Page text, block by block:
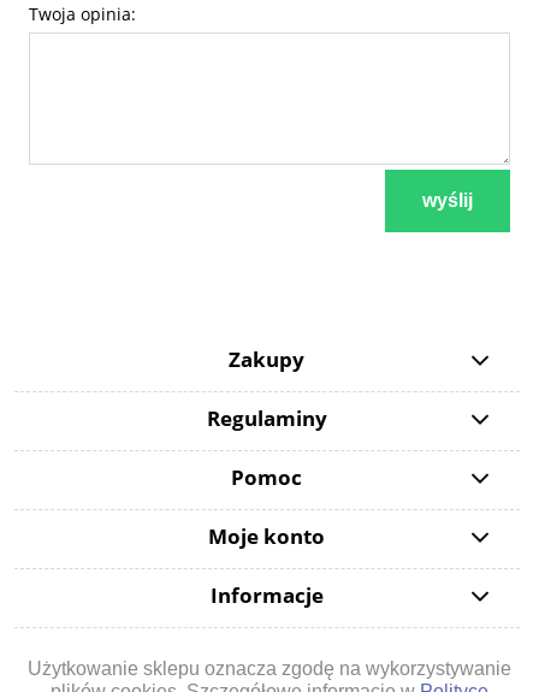
Twoja opinia:
wyślij
Zakupy
Regulaminy
Pomoc
Moje konto
Informacje
Użytkowanie sklepu oznacza zgodę na wykorzystywanie